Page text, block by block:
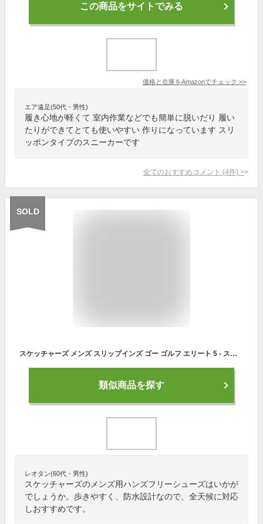
この商品をサイトでみる
価格と在庫をAmazonでチェック >>
エア遠足(50代・男性)
履き心地が軽くて 室内作業などでも簡単に脱いだり 履い
たりができてとても使いやすい 作りになっています スリ
ッポンタイプのスニーカーです
全てのおすすめコメント (4件) >
SOLD
スケッチャーズ メンズ スリップインズ ゴー ゴルフ エリート 5 - スリップイン ゴルフシューズ スパイクレス ダイヤル 防水 ハンズフリー 送料無料 SKECHERS 214066
類似商品を探す
レオタン(60代・男性)
スケッチャーズのメンズ用ハンズフリーシューズはいかが
でしょうか。歩きやすく、防水設計なので、全天候に対応
しおすすめです。